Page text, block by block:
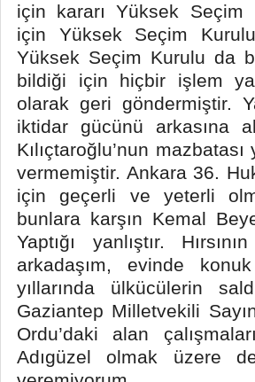
için kararı Yüksek Seçim
için Yüksek Seçim
Yüksek Seçim Kurulu da
bildiği için hiçbir işlem
olarak geri göndermiştir.
iktidar gücünü arkasına
Kılıçtaroğlu’nun
vermemiştir. Ankara 36.
için geçerli ve yeterli
bunlara karşın Kemal
Yaptığı yanlıştır.
arkadaşım, evinde
yıllarında ülkücülerin
Gaziantep Milletvekili
Ordu’daki alan
Adıgüzel olmak üzere